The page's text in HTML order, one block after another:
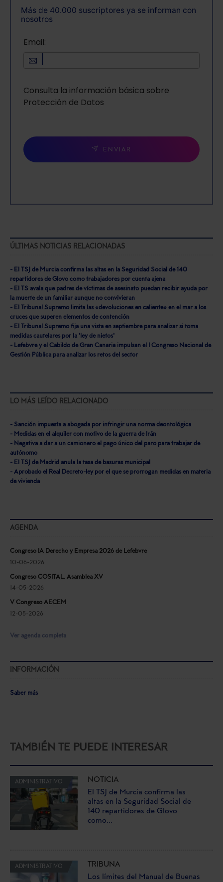
Más de 40.000 suscriptores ya se informan con
nosotros
Email:
Consulta la información básica sobre
Protección de Datos
ENVIAR
ÚLTIMAS NOTICIAS RELACIONADAS
- El TSJ de Murcia confirma las altas en la Seguridad Social de 140
repartidores de Glovo como trabajadores por cuenta ajena
- El TS avala que padres de víctimas de asesinato puedan recibir ayuda por
la muerte de un familiar aunque no convivieran
- El Tribunal Supremo limita las «devoluciones en caliente» en el mar a los
cruces que superen elementos de contención
- El Tribunal Supremo fija una vista en septiembre para analizar si toma
medidas cautelares por la 'ley de nietos'
- Lefebvre y el Cabildo de Gran Canaria impulsan el I Congreso Nacional de
Gestión Pública para analizar los retos del sector
LO MÁS LEÍDO RELACIONADO
- Sanción impuesta a abogada por infringir una norma deontológica
- Medidas en el alquiler con motivo de la guerra de Irán
- Negativa a dar a un camionero el pago único del paro para trabajar de
autónomo
- El TSJ de Madrid anula la tasa de basuras municipal
- Aprobado el Real Decreto-ley por el que se prorrogan medidas en materia
de vivienda
AGENDA
Congreso IA Derecho y Empresa 2026 de Lefebvre
10-06-2026
Congreso COSITAL. Asamblea XV
14-05-2026
V Congreso AECEM
12-05-2026
Ver agenda completa
INFORMACIÓN
Saber más
TAMBIÉN TE PUEDE INTERESAR
ADMINISTRATIVO
NOTICIA
El TSJ de Murcia confirma las
altas en la Seguridad Social de
140 repartidores de Glovo
como...
ADMINISTRATIVO
TRIBUNA
Los límites del Manual de Buenas